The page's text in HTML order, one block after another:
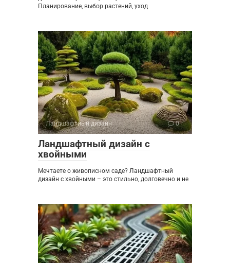
Планирование, выбор растений, уход
Ландшафтный дизайн 0
Ландшафтный дизайн с
хвойными
Мечтаете о живописном саде? Ландшафтный
дизайн с хвойными – это стильно, долговечно и не